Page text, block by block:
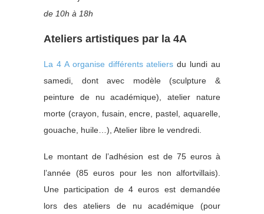
de 10h à 18h
Ateliers artistiques par la 4A
La 4 A organise différents ateliers du lundi au
samedi, dont avec modèle (sculpture &
peinture de nu académique), atelier nature
morte (crayon, fusain, encre, pastel, aquarelle,
gouache, huile…), Atelier libre le vendredi.
Le montant de l’adhésion est de 75 euros à
l’année (85 euros pour les non alfortvillais).
Une participation de 4 euros est demandée
lors des ateliers de nu académique (pour